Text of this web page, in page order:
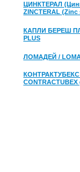
ЦИНКТЕРАЛ
ZINCTERAL
КАПЛИ БЕРЕШ
PLUS
ЛОМАДЕЙ /
КОНТРАКТУБЕКС
CONTRACTUBEX